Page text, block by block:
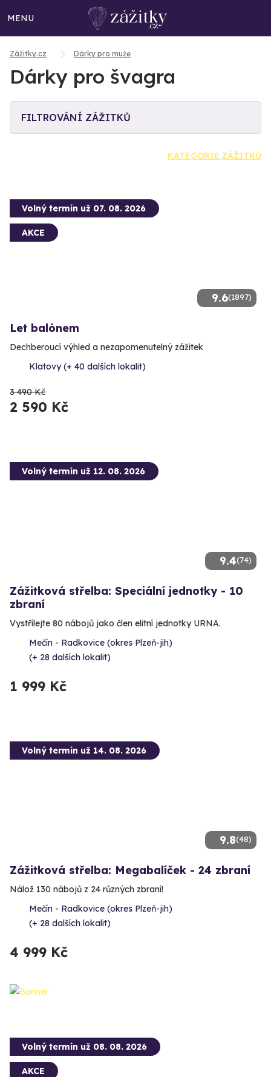
MENU
Zážitky.cz Dárky pro muže
Dárky pro švagra
FILTROVÁNÍ ZÁŽITKŮ
KATEGORIE ZÁŽITKŮ
9.6(1897)
Volný termín už 07. 08. 2026
AKCE
Let balónem
Dechberoucí výhled a nezapomenutelný zážitek
Klatovy (+ 40 dalších lokalit)
3 490 Kč
2 590 Kč
9.4(74)
Volný termín už 12. 08. 2026
Zážitková střelba: Speciální jednotky - 10
zbraní
Vystřílejte 80 nábojů jako člen elitní jednotky URNA.
Mečín - Radkovice (okres Plzeň-jih)
(+ 28 dalších lokalit)
1 999 Kč
9.8(48)
Volný termín už 14. 08. 2026
Zážitková střelba: Megabalíček - 24 zbraní
Nálož 130 nábojů z 24 různých zbraní!
Mečín - Radkovice (okres Plzeň-jih)
(+ 28 dalších lokalit)
4 999 Kč
Volný termín už 08. 08. 2026
AKCE